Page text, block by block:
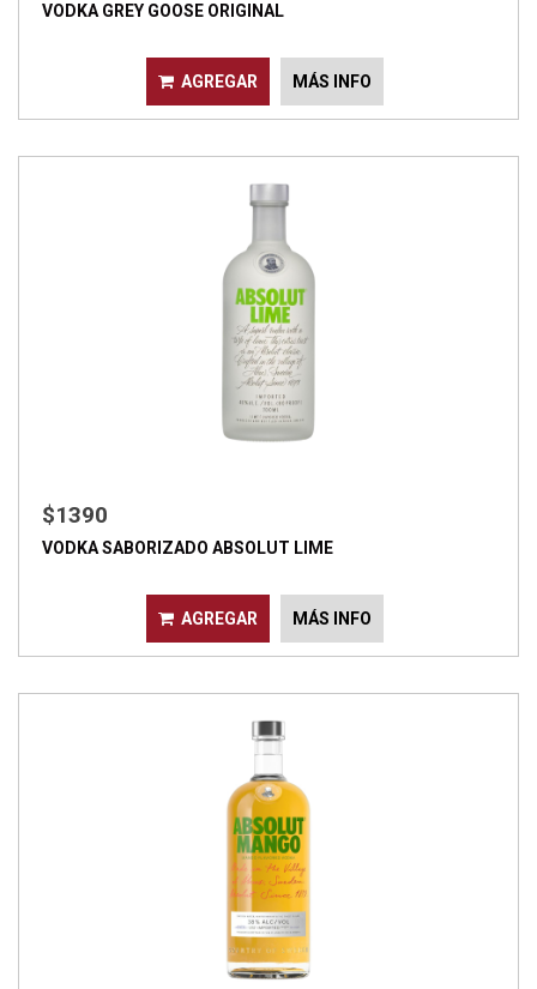
VODKA GREY GOOSE ORIGINAL
AGREGAR MÁS INFO
$1390
VODKA SABORIZADO ABSOLUT LIME
AGREGAR MÁS INFO